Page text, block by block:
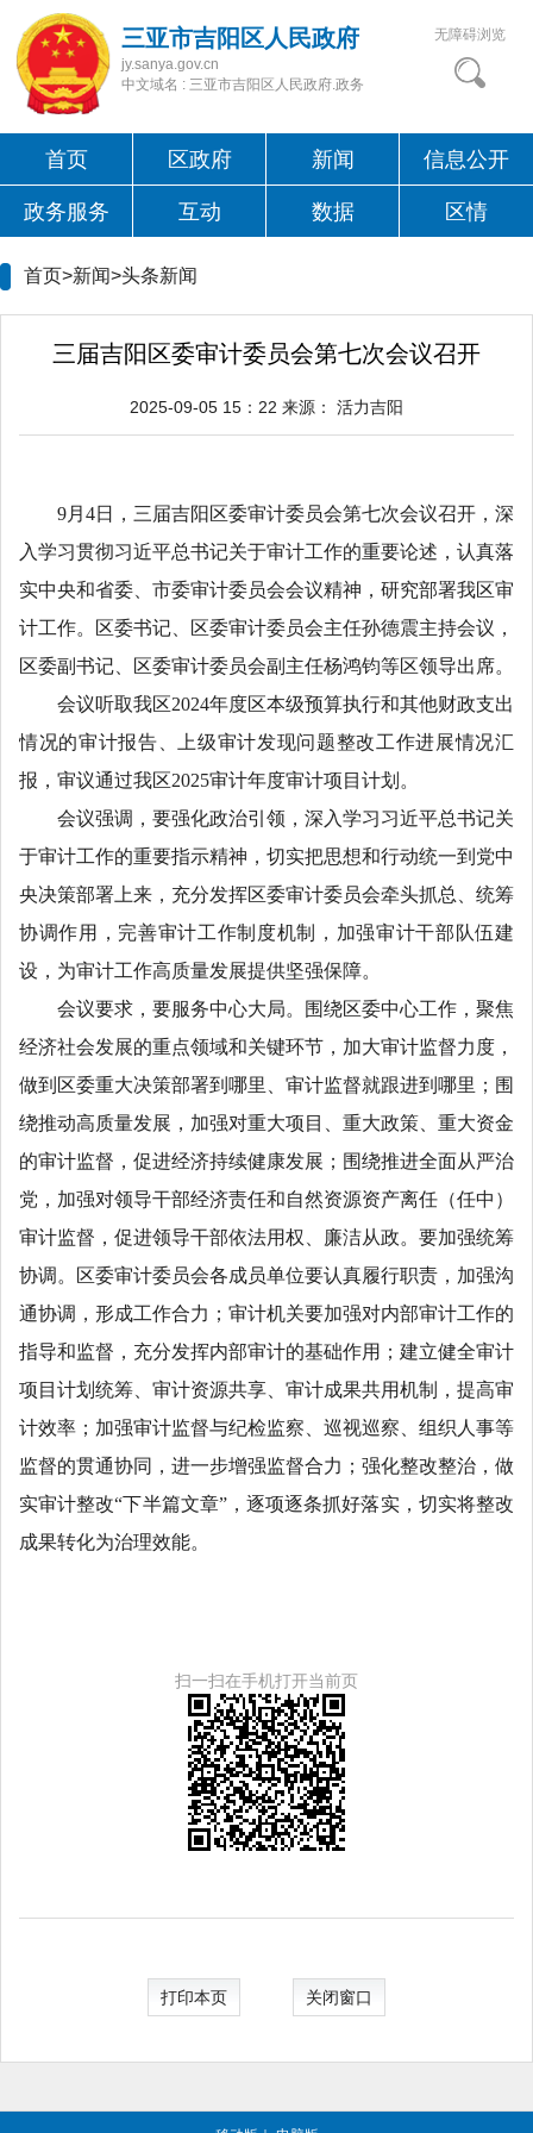
三亚市吉阳区人民政府
jy.sanya.gov.cn
中文域名 : 三亚市吉阳区人民政府.政务
无障碍浏览
首页 区政府 新闻 信息公开
政务服务 互动 数据 区情
首页>新闻>头条新闻
三届吉阳区委审计委员会第七次会议召开
2025-09-05 15：22 来源： 活力吉阳
9月4日，三届吉阳区委审计委员会第七次会议召开，深
入学习贯彻习近平总书记关于审计工作的重要论述，认真落
实中央和省委、市委审计委员会会议精神，研究部署我区审
计工作。区委书记、区委审计委员会主任孙德震主持会议，
区委副书记、区委审计委员会副主任杨鸿钧等区领导出席。
会议听取我区2024年度区本级预算执行和其他财政支出
情况的审计报告、上级审计发现问题整改工作进展情况汇
报，审议通过我区2025审计年度审计项目计划。
会议强调，要强化政治引领，深入学习习近平总书记关
于审计工作的重要指示精神，切实把思想和行动统一到党中
央决策部署上来，充分发挥区委审计委员会牵头抓总、统筹
协调作用，完善审计工作制度机制，加强审计干部队伍建
设，为审计工作高质量发展提供坚强保障。
会议要求，要服务中心大局。围绕区委中心工作，聚焦
经济社会发展的重点领域和关键环节，加大审计监督力度，
做到区委重大决策部署到哪里、审计监督就跟进到哪里；围
绕推动高质量发展，加强对重大项目、重大政策、重大资金
的审计监督，促进经济持续健康发展；围绕推进全面从严治
党，加强对领导干部经济责任和自然资源资产离任（任中）
审计监督，促进领导干部依法用权、廉洁从政。要加强统筹
协调。区委审计委员会各成员单位要认真履行职责，加强沟
通协调，形成工作合力；审计机关要加强对内部审计工作的
指导和监督，充分发挥内部审计的基础作用；建立健全审计
项目计划统筹、审计资源共享、审计成果共用机制，提高审
计效率；加强审计监督与纪检监察、巡视巡察、组织人事等
监督的贯通协同，进一步增强监督合力；强化整改整治，做
实审计整改“下半篇文章”，逐项逐条抓好落实，切实将整改
成果转化为治理效能。
扫一扫在手机打开当前页
打印本页 关闭窗口